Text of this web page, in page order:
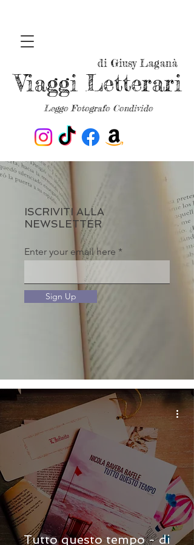
Leggo Fotografo Condivido
Viaggi Letterari
di Giusy Laganà
ISCRIVITI ALLA
NEWSLETTER
Enter your email here
Sign Up
Tutto questo tempo - di